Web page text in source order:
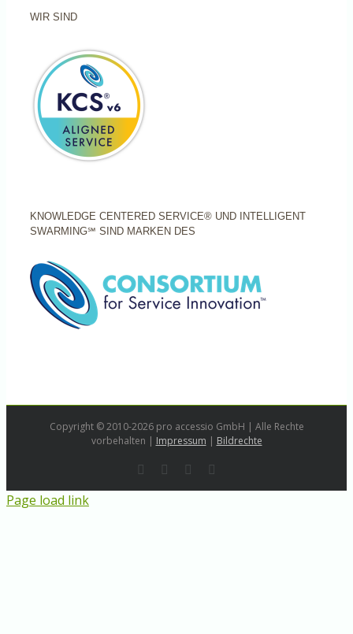
WIR SIND
KNOWLEDGE CENTERED SERVICE® UND INTELLIGENT
SWARMING℠ SIND MARKEN DES
Copyright © 2010-2026 pro accessio GmbH | Alle Rechte
vorbehalten | Impressum | Bildrechte
LinkedInInstagram
Page load link